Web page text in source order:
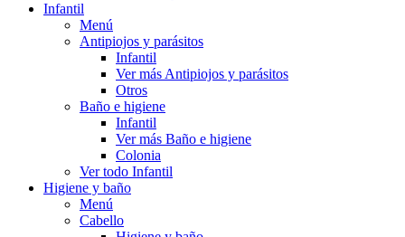
Infantil
Menú
Antipiojos y parásitos
Infantil
Ver más Antipiojos y parásitos
Otros
Baño e higiene
Infantil
Ver más Baño e higiene
Colonia
Ver todo Infantil
Higiene y baño
Menú
Cabello